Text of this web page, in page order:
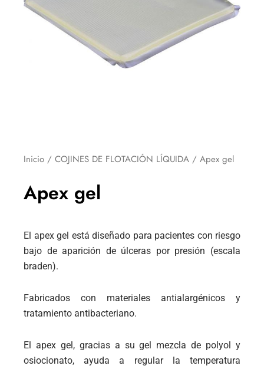
Inicio / COJINES DE FLOTACIÓN LÍQUIDA / Apex gel
Apex gel
El apex gel está diseñado para pacientes con riesgo
bajo de aparición de úlceras por presión (escala
braden).
Fabricados con materiales antialargénicos y
tratamiento antibacteriano.
El apex gel, gracias a su gel mezcla de polyol y
osiocionato, ayuda a regular la temperatura